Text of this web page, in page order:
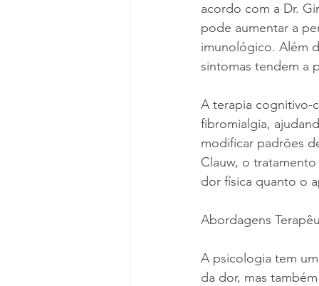
acordo com a Dr.
pode aumentar a
imunológico. Além
sintomas tendem a
A terapia cognitivo-
fibromialgia,
modificar padrões
Clauw, o
dor física quanto o
Abordagens
A psicologia tem
da dor, mas